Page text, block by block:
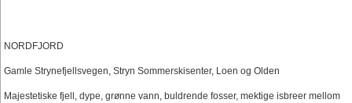
NORDFJORD
Gamle Strynefjellsvegen, Stryn Sommerskisenter, Loen og Olden
Majestetiske fjell, dype, grønne vann, buldrende fosser, mektige isbreer mellom